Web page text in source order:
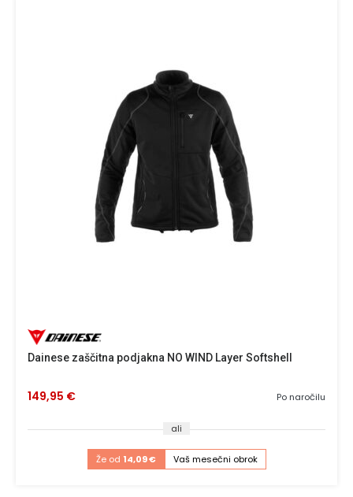
Dainese zaščitna podjakna NO WIND Layer Softshell
Po naročilu
149,95 €
ali
Že od 14,09 € Vaš mesečni obrok